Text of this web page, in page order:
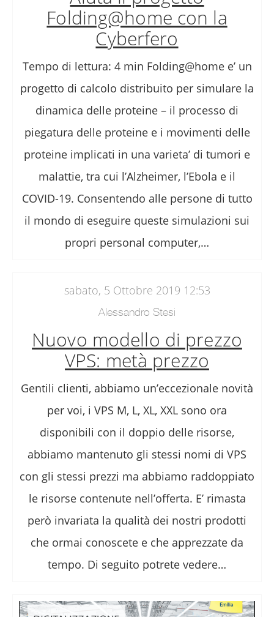
Folding@home con la
Cyberfero
Tempo di lettura: 4 min Folding@home e’ un
progetto di calcolo distribuito per simulare la
dinamica delle proteine – il processo di
piegatura delle proteine e i movimenti delle
proteine implicati in una varieta’ di tumori e
malattie, tra cui l’Alzheimer, l’Ebola e il
COVID-19. Consentendo alle persone di tutto
il mondo di eseguire queste simulazioni sui
propri personal computer,…
sabato, 5 Ottobre 2019 12:53
Alessandro Stesi
Nuovo modello di prezzo
VPS: metà prezzo
Gentili clienti, abbiamo un’eccezionale novità
per voi, i VPS M, L, XL, XXL sono ora
disponibili con il doppio delle risorse,
abbiamo mantenuto gli stessi nomi di VPS
con gli stessi prezzi ma abbiamo raddoppiato
le risorse contenute nell’offerta. E’ rimasta
però invariata la qualità dei nostri prodotti
che ormai conoscete e che apprezzate da
tempo. Di seguito potrete vedere…